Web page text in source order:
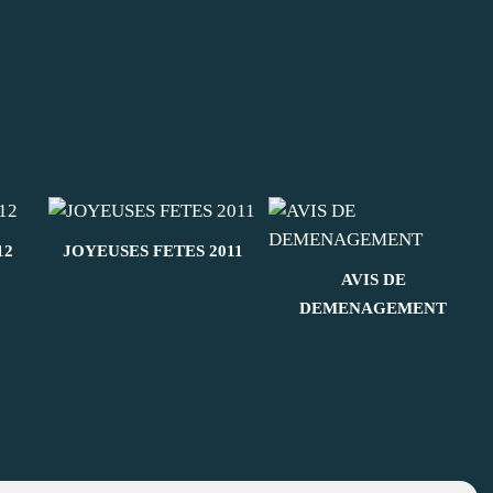
JOYEUSES FETES 2011
AVIS DE
DEMENAGEMENT